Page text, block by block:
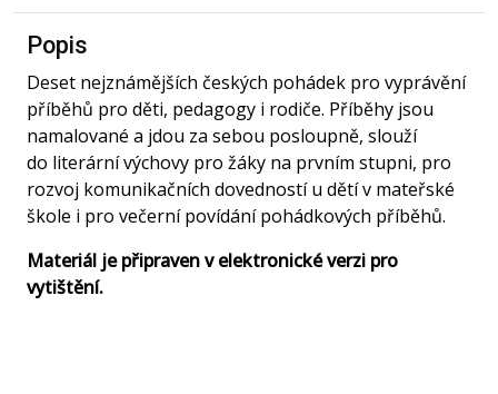
Popis
Deset nejznámějších českých pohádek pro vyprávění
příběhů pro děti, pedagogy i rodiče. Příběhy jsou
namalované a jdou za sebou posloupně, slouží
do literární výchovy pro žáky na prvním stupni, pro
rozvoj komunikačních dovedností u dětí v mateřské
škole i pro večerní povídání pohádkových příběhů.
Materiál je připraven v elektronické verzi pro
vytištění.